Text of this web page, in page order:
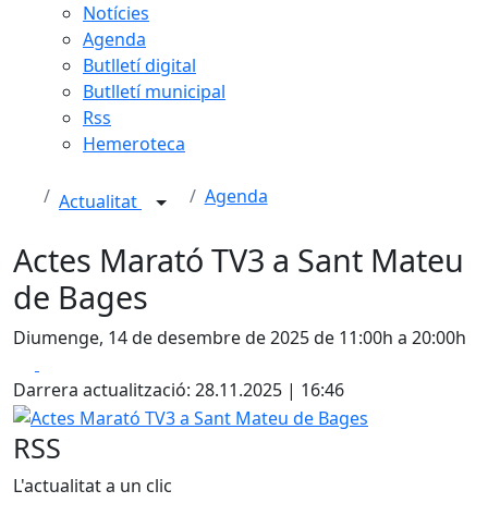
Notícies
Agenda
Butlletí digital
Butlletí municipal
Rss
Hemeroteca
Actualitat Agenda
Actes Marató TV3 a Sant Mateu
de Bages
Diumenge, 14 de desembre de 2025 de 11:00h a 20:00h
Darrera actualització: 28.11.2025 | 16:46
Actes Marató TV3 a Sant Mateu de Bages
RSS
L'actualitat a un clic